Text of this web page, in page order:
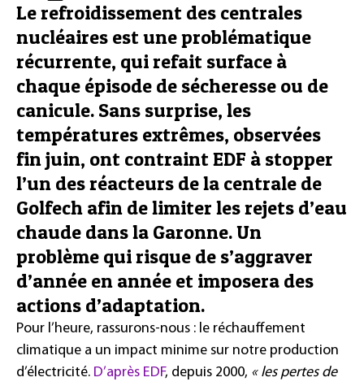
Le refroidissement des centrales
nucléaires est une problématique
récurrente, qui refait surface à
chaque épisode de sécheresse ou de
canicule. Sans surprise, les
températures extrêmes, observées
fin juin, ont contraint EDF à stopper
l’un des réacteurs de la centrale de
Golfech afin de limiter les rejets d’eau
chaude dans la Garonne. Un
problème qui risque de s’aggraver
d’année en année et imposera des
actions d’adaptation.
Pour l’heure, rassurons-nous : le réchauffement
climatique a un impact minime sur notre production
d’électricité. D’après EDF, depuis 2000, « les pertes de